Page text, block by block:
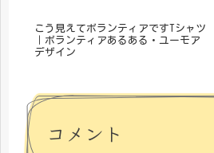
こう見えてボランティアですTシャツ
｜ボランティアあるある・ユーモア
デザイン
コメント